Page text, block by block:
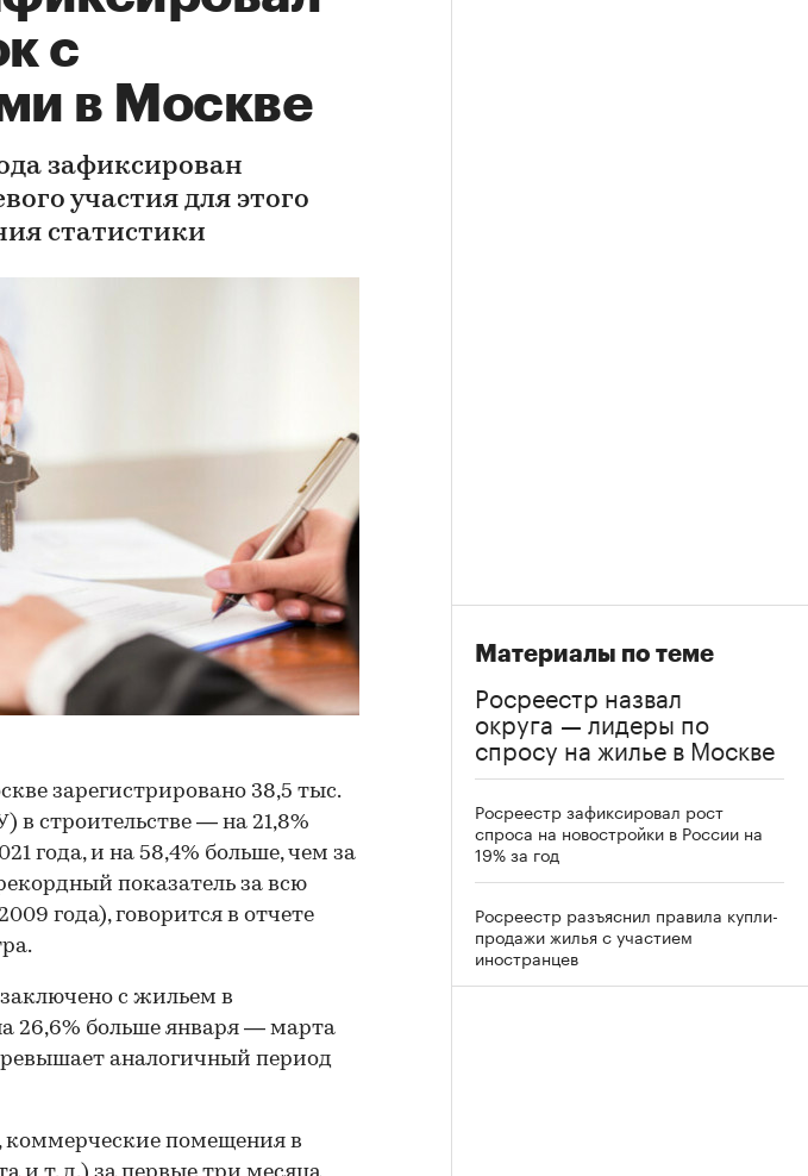
с
в Москве
зафиксирован
участия для этого
статистики
зарегистрировано 38,5 тыс.
в строительстве — на 21,8%
года, и на 58,4% больше, чем за
показатель за всю
года), говорится в отчете
с жильем в
26,6% больше января — марта
аналогичный период
помещения в
Материалы по теме
Росреестр назвал
округа — лидеры по
спросу на жилье в Москве
Росреестр зафиксировал рост
спроса на новостройки в России на
19% за год
Росреестр разъяснил правила купли-
продажи жилья с участием
иностранцев